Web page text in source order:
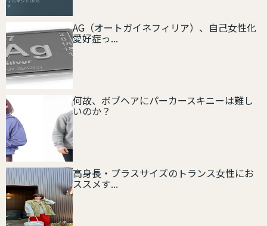
AG（オートガイネフィリア）、自己女性化
愛好症っ...
何故、ボブヘアにパーカースキニーは難し
いのか？
高身長・プラスサイズのトランス女性にお
ススメす...